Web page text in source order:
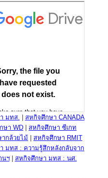
มทส.
สหกิจศึกษา CANADA
ษา WD
สหกิจศึกษา ซีเกท
กล้วยไม้
สหกิจศึกษา RMIT
มทส : ความรู้สึกหลังกลับจาก
นฯ| สหกิจศึกษา มทส : นศ.